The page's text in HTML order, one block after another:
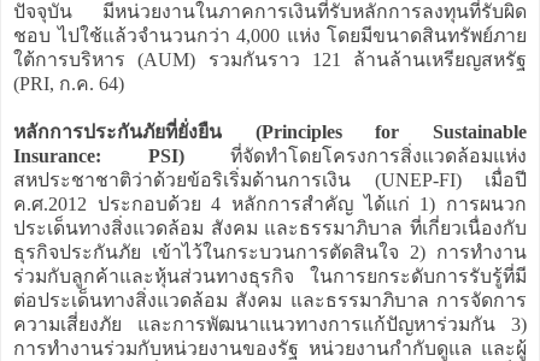
ปัจจุบัน มีหน่วยงานในภาคการเงินที่รับหลักการลงทุนที่รับผิด
ชอบ ไปใช้แล้วจำนวนกว่า 4,000 แห่ง โดยมีขนาดสินทรัพย์ภาย
ใต้การบริหาร (AUM) รวมกันราว 121 ล้านล้านเหรียญสหรัฐ
(PRI, ก.ค. 64)
หลักการประกันภัยที่ยั่งยืน (Principles for Sustainable
Insurance: PSI)ที่จัดทำโดยโครงการสิ่งแวดล้อมแห่ง
สหประชาชาติว่าด้วยข้อริเริ่มด้านการเงิน (UNEP-FI) เมื่อปี
ค.ศ.2012 ประกอบด้วย 4 หลักการสำคัญ ได้แก่ 1) การผนวก
ประเด็นทางสิ่งแวดล้อม สังคม และธรรมาภิบาล ที่เกี่ยวเนื่องกับ
ธุรกิจประกันภัย เข้าไว้ในกระบวนการตัดสินใจ 2) การทำงาน
ร่วมกับลูกค้าและหุ้นส่วนทางธุรกิจ ในการยกระดับการรับรู้ที่มี
ต่อประเด็นทางสิ่งแวดล้อม สังคม และธรรมาภิบาล การจัดการ
ความเสี่ยงภัย และการพัฒนาแนวทางการแก้ปัญหาร่วมกัน 3)
การทำงานร่วมกับหน่วยงานของรัฐ หน่วยงานกำกับดูแล และผู้